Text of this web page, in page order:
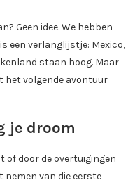
Geen idee. We hebben
een verlanglijstje: Mexico,
staan hoog. Maar
het volgende avontuur
je droom
of door de overtuigingen
nemen van die eerste